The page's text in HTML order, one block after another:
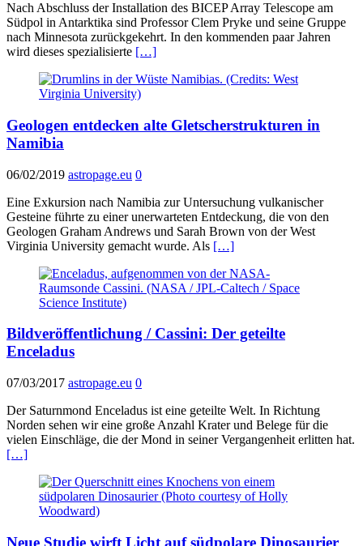
Nach Abschluss der Installation des BICEP Array Telescope am
Südpol in Antarktika sind Professor Clem Pryke und seine Gruppe
nach Minnesota zurückgekehrt. In den kommenden paar Jahren
wird dieses spezialisierte […]
Geologen entdecken alte Gletscherstrukturen in
Namibia
06/02/2019 astropage.eu 0
Eine Exkursion nach Namibia zur Untersuchung vulkanischer
Gesteine führte zu einer unerwarteten Entdeckung, die von den
Geologen Graham Andrews und Sarah Brown von der West
Virginia University gemacht wurde. Als […]
Bildveröffentlichung / Cassini: Der geteilte
Enceladus
07/03/2017 astropage.eu 0
Der Saturnmond Enceladus ist eine geteilte Welt. In Richtung
Norden sehen wir eine große Anzahl Krater und Belege für die
vielen Einschläge, die der Mond in seiner Vergangenheit erlitten hat.
[…]
Neue Studie wirft Licht auf südpolare Dinosaurier